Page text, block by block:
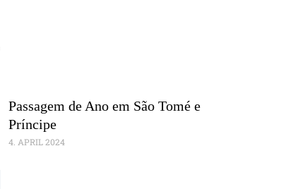
Passagem de Ano em São Tomé e
Príncipe
4. APRIL 2024